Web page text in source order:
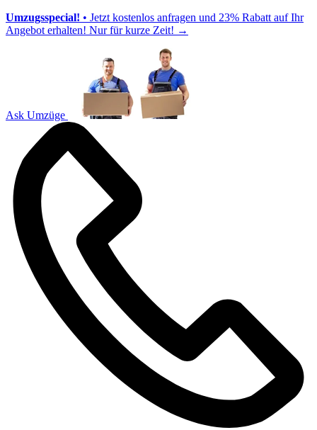
Umzugsspecial! • Jetzt kostenlos anfragen und 23% Rabatt auf Ihr
Angebot erhalten! Nur für kurze Zeit! →
Ask Umzüge